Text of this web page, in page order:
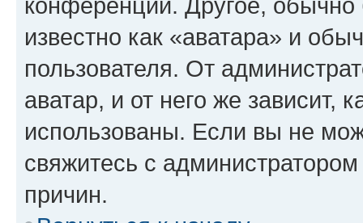
известно как «аватара» и
пользователя. От
аватар, и от него же зависит,
использованы. Если вы не
свяжитесь с
причин.